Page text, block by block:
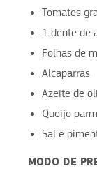
Tomates
1 dente de
Folhas de
Alcaparras
Azeite de
Queijo
Sal e
MODO DE